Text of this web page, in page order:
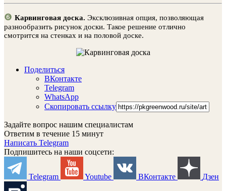
❻ Карвинговая доска. Эксклюзивная опция, позволяющая
разнообразить рисунок доски. Такое решение отлично
смотрится на стенках и на половой доске.
Поделиться
ВКонтакте
Telegram
WhatsApp
Скопировать ссылку
Задайте вопрос нашим специалистам
Ответим в течение 15 минут
Написать Telegram
Подпишитесь на наши соцсети:
Telegram Youtube ВКонтакте Дзен